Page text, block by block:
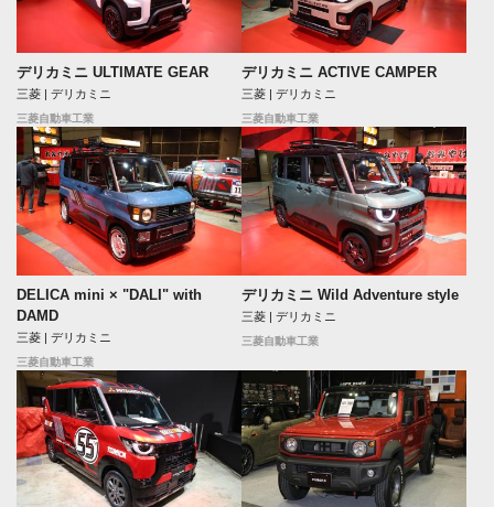
デリカミニ ULTIMATE GEAR
三菱 | デリカミニ
三菱自動車工業
デリカミニ ACTIVE CAMPER
三菱 | デリカミニ
三菱自動車工業
DELICA mini × "DALI" with
DAMD
三菱 | デリカミニ
三菱自動車工業
デリカミニ Wild Adventure style
三菱 | デリカミニ
三菱自動車工業